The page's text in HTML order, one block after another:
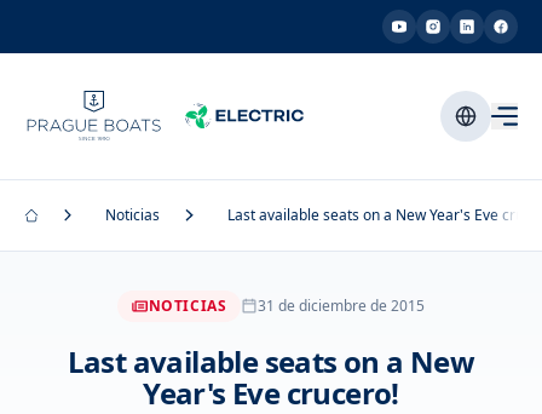
Noticias Last available seats on a New Year's Eve
NOTICIAS 31 de diciembre de 2015
Last available seats on a New
Year's Eve crucero!